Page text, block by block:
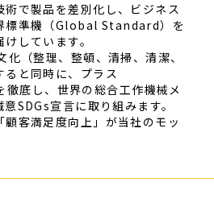
術で製品を差別化し、ビジネス
標準機（Global Standard）を
しています。
化（整理、整頓、清掃、清潔、
と同時に、プラス
底し、世界の総合工作機械メ
SDGs宣言に取り組みます。
顧客満足度向上」が当社のモッ